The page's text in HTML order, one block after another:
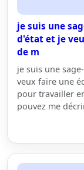
je suis une
d'état et je
de m
je suis une
veux faire une
pour travailler
pouvez me